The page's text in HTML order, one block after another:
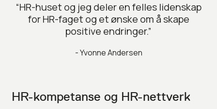
“HR-huset og jeg deler en felles lidenskap
for HR-faget og et ønske om å skape
positive endringer.”
- Yvonne Andersen
HR-kompetanse og HR-nettverk